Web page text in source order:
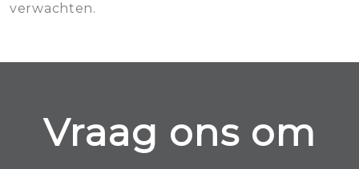
verwachten.
Vraag ons om